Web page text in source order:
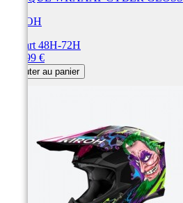
AIROH
Départ 48H-72H
179,99 €
Ajouter au panier